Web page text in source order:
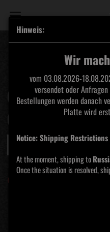
Hinweis:
Wir
vom 03.08.2026-
versendet oder
Bestellungen werden danach
Platte wird
Notice: Shipping Restrictions
At the moment, shipping to
Once the situation is resolved,
Sortieren nach
Sortieren nach
2 »